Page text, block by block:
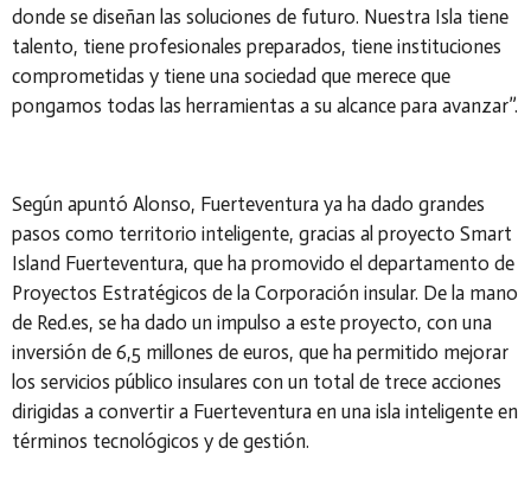
donde se diseñan las soluciones de futuro. Nuestra Isla tiene
talento, tiene profesionales preparados, tiene instituciones
comprometidas y tiene una sociedad que merece que
pongamos todas las herramientas a su alcance para avanzar”.
Según apuntó Alonso, Fuerteventura ya ha dado grandes
pasos como territorio inteligente, gracias al proyecto Smart
Island Fuerteventura, que ha promovido el departamento de
Proyectos Estratégicos de la Corporación insular. De la mano
de Red.es, se ha dado un impulso a este proyecto, con una
inversión de 6,5 millones de euros, que ha permitido mejorar
los servicios público insulares con un total de trece acciones
dirigidas a convertir a Fuerteventura en una isla inteligente en
términos tecnológicos y de gestión.